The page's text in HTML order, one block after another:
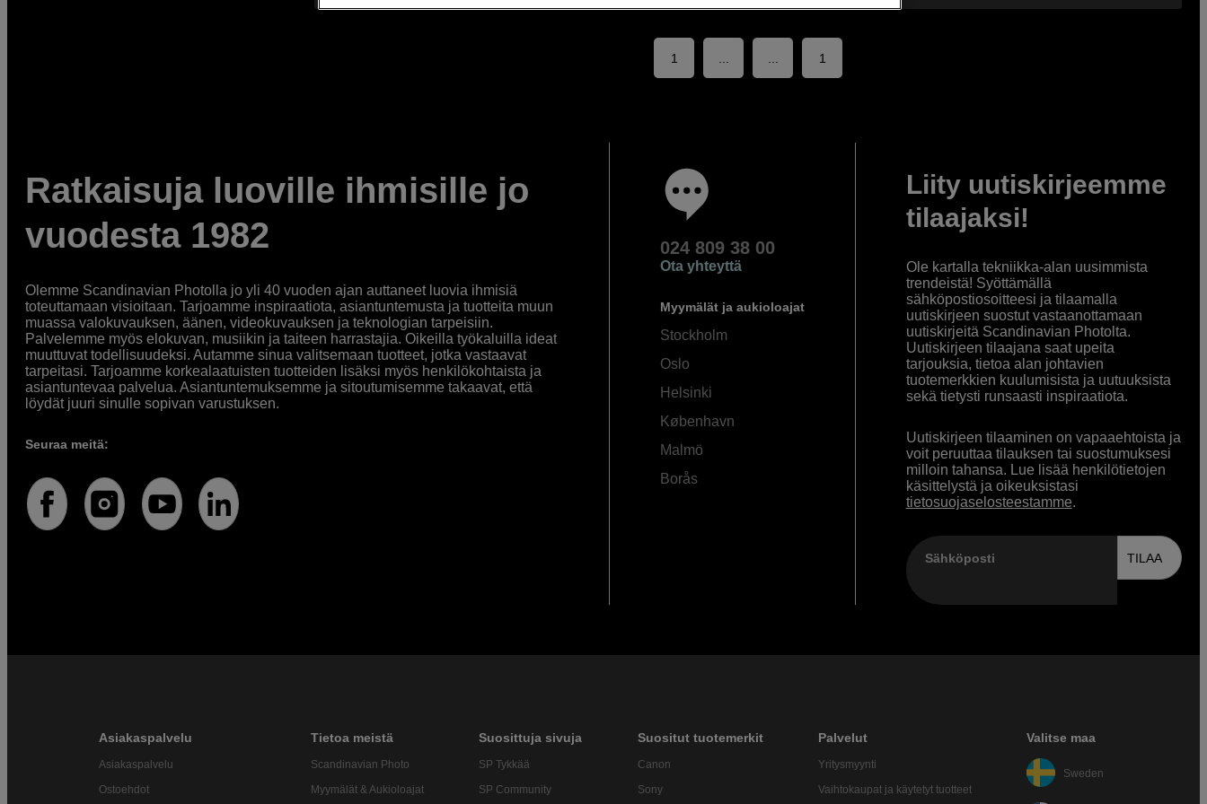
1 1
Ratkaisuja luoville ihmisille jo
vuodesta 1982
Olemme Scandinavian Photolla jo yli 40 vuoden ajan auttaneet luovia ihmisiä
toteuttamaan visioitaan. Tarjoamme inspiraatiota, asiantuntemusta ja tuotteita muun
muassa valokuvauksen, äänen, videokuvauksen ja teknologian tarpeisiin.
Palvelemme myös elokuvan, musiikin ja taiteen harrastajia. Oikeilla työkaluilla ideat
muuttuvat todellisuudeksi. Autamme sinua valitsemaan tuotteet, jotka vastaavat
tarpeitasi. Tarjoamme korkealaatuisten tuotteiden lisäksi myös henkilökohtaista ja
asiantuntevaa palvelua. Asiantuntemuksemme ja sitoutumisemme takaavat, että
löydät juuri sinulle sopivan varustuksen.
Seuraa meitä:
024 809 38 00
Ota yhteyttä
Myymälät ja aukioloajat
Stockholm
Oslo
Helsinki
København
Malmö
Borås
Liity uutiskirjeemme
tilaajaksi!
Ole kartalla tekniikka-alan uusimmista
trendeistä! Syöttämällä
sähköpostiosoitteesi ja tilaamalla
uutiskirjeen suostut vastaanottamaan
uutiskirjeitä Scandinavian Photolta.
Uutiskirjeen tilaajana saat upeita
tarjouksia, tietoa alan johtavien
tuotemerkkien kuulumisista ja uutuuksista
sekä tietysti runsaasti inspiraatiota.
Uutiskirjeen tilaaminen on vapaaehtoista ja
voit peruuttaa tilauksen tai suostumuksesi
milloin tahansa. Lue lisää henkilötietojen
käsittelystä ja oikeuksistasi
tietosuojaselosteestamme.
Sähköposti TILAA
Asiakaspalvelu
Asiakaspalvelu
Ostoehdot
Tietoa meistä
Scandinavian Photo
Myymälät & Aukioloajat
Suosittuja sivuja
SP Tykkää
SP Community
Suositut tuotemerkit
Canon
Sony
Palvelut
Yritysmyynti
Vaihtokaupat ja käytetyt tuotteet
Valitse maa
Sweden